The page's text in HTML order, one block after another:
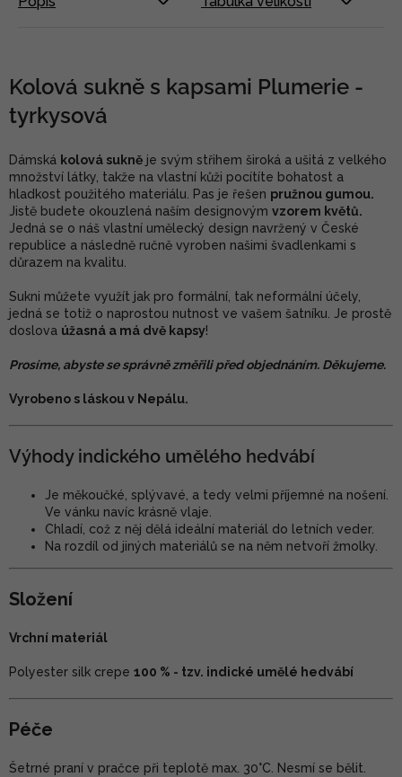
Kolová sukně s kapsami Plumerie -
tyrkysová
Dámská kolová sukně je svým střihem široká a ušitá z velkého
množství látky, takže na vlastní kůži pocítíte bohatost a
hladkost použitého materiálu. Pas je řešen pružnou gumou.
Jistě budete okouzlená naším designovým vzorem květů.
Jedná se o náš vlastní umělecký design navržený v České
republice a následně ručně vyroben našimi švadlenkami s
důrazem na kvalitu.
Sukni můžete využít jak pro formální, tak neformální účely,
jedná se totiž o naprostou nutnost ve vašem šatníku. Je prostě
doslova úžasná a má dvě kapsy!
Prosíme, abyste se správně změřili před objednáním. Děkujeme.
Vyrobeno s láskou v Nepálu.
Výhody indického umělého hedvábí
Je měkoučké, splývavé, a tedy velmi příjemné na nošení.
Ve vánku navíc krásně vlaje.
Chladí, což z něj dělá ideální materiál do letních veder.
Na rozdíl od jiných materiálů se na něm netvoří žmolky.
Složení
Vrchní materiál
Polyester silk crepe 100 % - tzv. indické umělé hedvábí
Péče
Šetrné praní v pračce při teplotě max. 30°C. Nesmí se bělit.